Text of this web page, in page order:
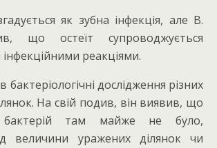
як зубна інфекція, але В.
що остеїт супроводжується
реакціями.
бактеріологічні дослідження різних
На свій подив, він виявив, що
бактерій там майже не було,
величини уражених ділянок чи